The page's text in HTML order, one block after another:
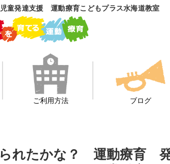
童発達支援 運動療育こどもプラス水海道教室
ご利用方法 ブログ
れたかな？ 運動療育